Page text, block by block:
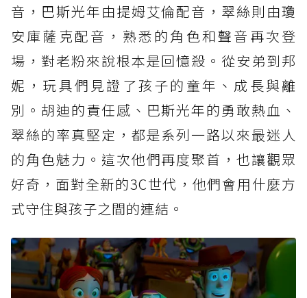
《玩具總動員5》看點4. 新血加入，聲音記憶延
續
《玩具總動員5》看點5. 最催淚的從來不是冒
險，而是玩具見證孩子長大
音，巴斯光年由提姆艾倫配音，翠絲則由瓊
安庫薩克配音，熟悉的角色和聲音再次登
場，對老粉來說根本是回憶殺。從安弟到邦
妮，玩具們見證了孩子的童年、成長與離
別。胡迪的責任感、巴斯光年的勇敢熱血、
翠絲的率真堅定，都是系列一路以來最迷人
的角色魅力。這次他們再度聚首，也讓觀眾
好奇，面對全新的3C世代，他們會用什麼方
式守住與孩子之間的連結。